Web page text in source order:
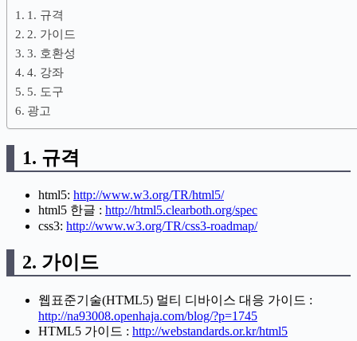
1. 규격
2. 가이드
3. 호환성
4. 강좌
5. 도구
광고
1. 규격
html5: http://www.w3.org/TR/html5/
html5 한글 : http://html5.clearboth.org/spec
css3: http://www.w3.org/TR/css3-roadmap/
2. 가이드
웹표준기술(HTML5) 멀티 디바이스 대응 가이드 :
http://na93008.openhaja.com/blog/?p=1745
HTML5 가이드 : http://webstandards.or.kr/html5